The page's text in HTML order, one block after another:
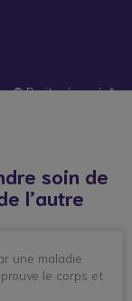
© Droits réservés*
soin de
l’autre
une maladie
le corps et